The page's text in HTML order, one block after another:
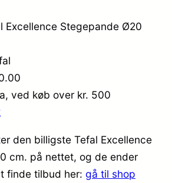
Excellence Stegepande Ø20
ved køb over kr. 500
den billigste Tefal Excellence
cm. på nettet, og de ender
finde tilbud her: gå til shop